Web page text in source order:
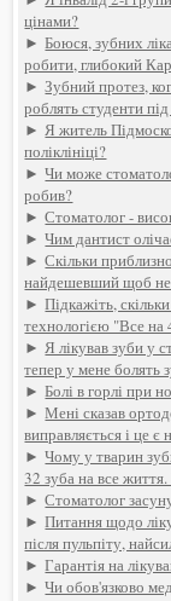
цінами?
►Боюся, зубних
робити, глибокий
►Зубний протез,
роблять студенти
►Я житель
поліклініці?
►Чи може
робив?
►Стоматолог -
►Чим дантист
►Скільки
найдешевший щоб
►Підкажіть,
технологією "Все на
►Я лікував зуби у
тепер у мене болять
►Болі в горлі при
►Мені сказав
виправляється і це
►Чому у тварин
32 зуба на все
►Стоматолог
►Питання щодо
після пульпіту,
►Гарантія на
►Чи обов'язково